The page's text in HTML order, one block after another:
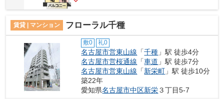
賃貸 | マンション フローラル千種
敷0 礼0
名古屋市営東山線 「千種 」駅 徒歩4分
名古屋市営桜通線 「車道 」駅 徒歩7分
名古屋市営東山線 「新栄町 」駅 徒歩10分
築22年
愛知県名古屋市中区新栄３丁目5-7